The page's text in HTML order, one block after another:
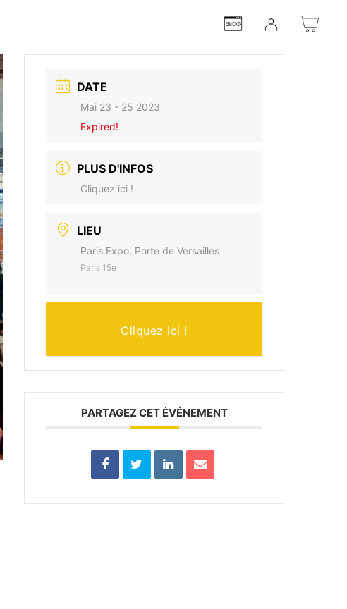
DATE
Mai 23 - 25 2023
Expired!
PLUS D'INFOS
Cliquez ici !
LIEU
Paris Expo, Porte de Versailles
Paris 15e
Cliquez ici !
PARTAGEZ CET ÉVÉNEMENT